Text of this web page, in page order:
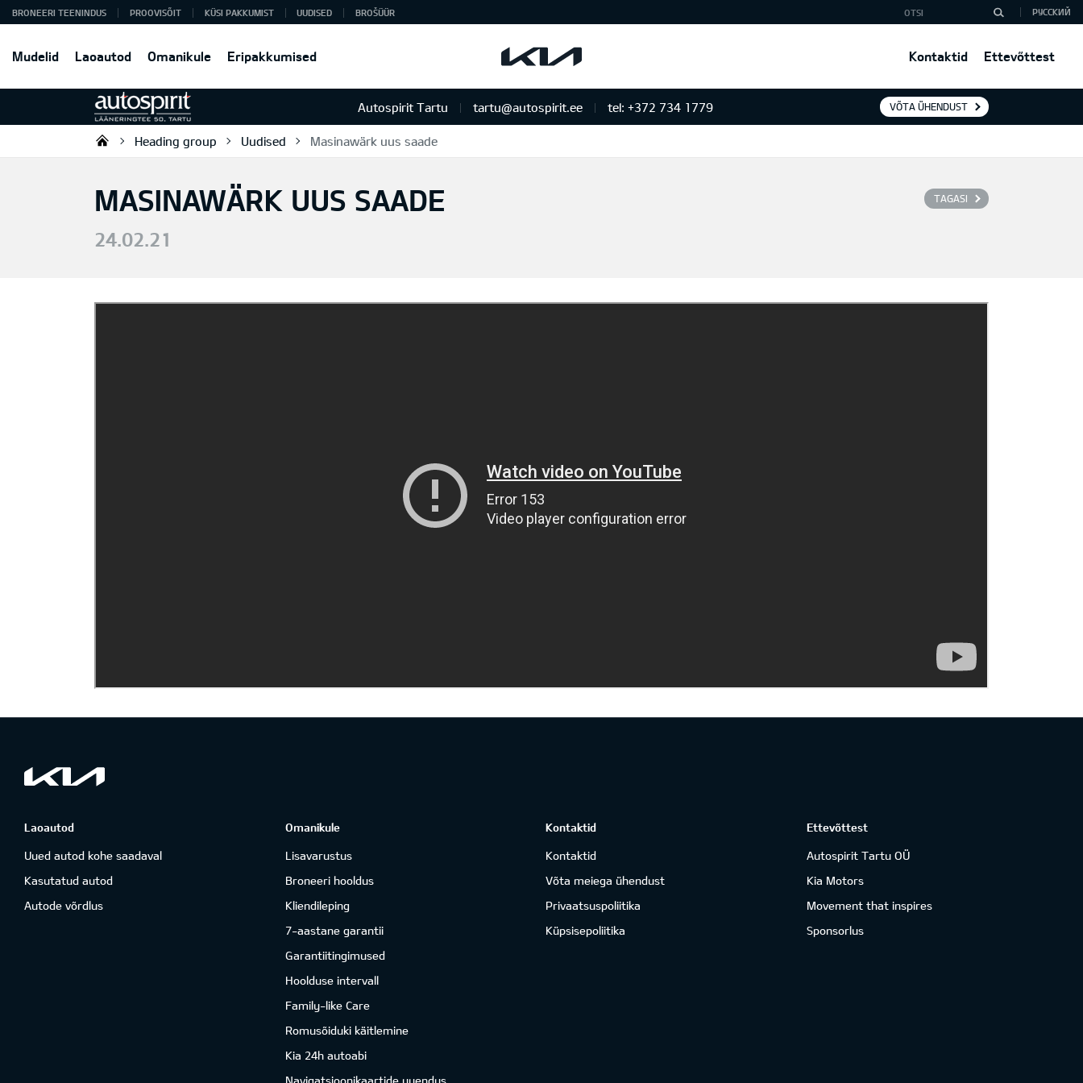
Mudelid Laoautod Omanikule Eripakkumised Kontaktid Ettevõttest
BRONEERI TEENINDUS PROOVISÕIT KÜSI PAKKUMIST UUDISED BROŠÜÜR РУССКИЙ
Autospirit Tartu tartu@autospirit.ee tel: +372 734 1779 VÕTA ÜHENDUST
Autospirit Tartu OÜ
Heading group Uudised Masinawärk uus saade
TAGASI
MASINAWÄRK UUS SAADE
24.02.21
Laoautod
Uued autod kohe saadaval
Kasutatud autod
Autode võrdlus
Omanikule
Lisavarustus
Broneeri hooldus
Kliendileping
7-aastane garantii
Garantiitingimused
Hoolduse intervall
Family-like Care
Romusõiduki käitlemine
Kia 24h autoabi
Navigatsioonikaartide uuendus
Kontaktid
Kontaktid
Võta meiega ühendust
Privaatsuspoliitika
Küpsisepoliitika
Ettevõttest
Autospirit Tartu OÜ
Kia Motors
Movement that inspires
Sponsorlus